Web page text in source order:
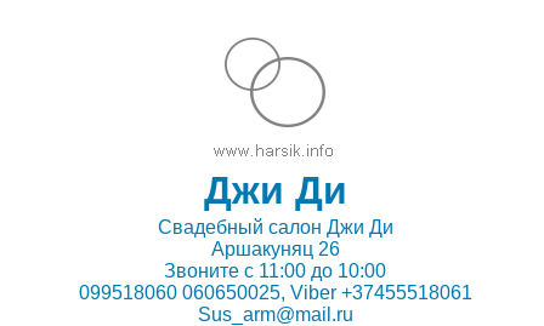
Джи Ди
Свадебный салон Джи Ди
Аршакуняц 26
Звоните с 11:00 до 10:00
099518060 060650025, Viber +37455518061
Sus_arm@mail.ru